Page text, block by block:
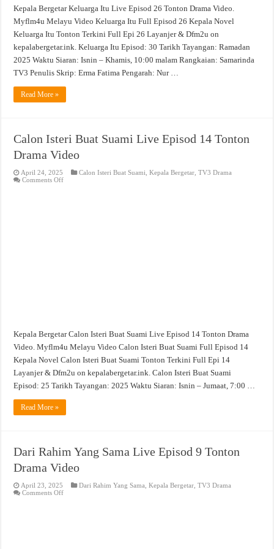
Episod
26
Tonton
Drama
Video
Kepala Bergetar Keluarga Itu Live Episod 26 Tonton Drama Video.
Myflm4u Melayu Video Keluarga Itu Full Episod 26 Kepala Novel
Keluarga Itu Tonton Terkini Full Epi 26 Layanjer & Dfm2u on
kepalabergetar.ink. Keluarga Itu Episod: 30 Tarikh Tayangan: Ramadan
2025 Waktu Siaran: Isnin – Khamis, 10:00 malam Rangkaian: Samarinda
TV3 Penulis Skrip: Erma Fatima Pengarah: Nur …
Read More »
Calon Isteri Buat Suami Live Episod 14 Tonton
Drama Video
April 24, 2025 Calon Isteri Buat Suami ,Kepala Bergetar ,TV3 Drama
Comments Offon
Kepala Bergetar Calon Isteri Buat Suami Live Episod 14 Tonton Drama
Video. Myflm4u Melayu Video Calon Isteri Buat Suami Full Episod 14
Kepala Novel Calon Isteri Buat Suami Tonton Terkini Full Epi 14
Layanjer & Dfm2u on kepalabergetar.ink. Calon Isteri Buat Suami
Episod: 25 Tarikh Tayangan: 2025 Waktu Siaran: Isnin – Jumaat, 7:00 …
Read More »
Dari Rahim Yang Sama Live Episod 9 Tonton
Drama Video
April 23, 2025 Dari Rahim Yang Sama ,Kepala Bergetar ,TV3 Drama
Comments Offon